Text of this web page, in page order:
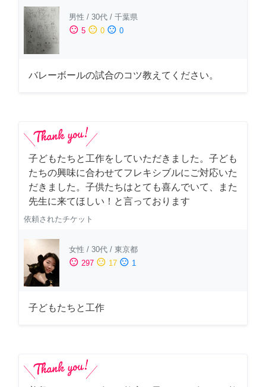
男性 / 30代 / 千葉県
sentiment_satisfied 5 sentiment_neutral 0 sentiment_dissatisfied 0
バレーボールの試合のコツ教えてください。
子どもたちと工作をしていただきました。子ども
たちの興味に合わせてフレキシブルにご対応いた
だきました。子供たちはとても喜んでいて、また
先生に来てほしい！と言っております
依頼されたチケット
女性 / 30代 / 東京都
sentiment_satisfied 297 sentiment_neutral 17 sentiment_dissatisfied 1
子どもたちと工作